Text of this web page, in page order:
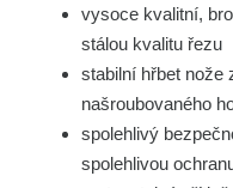
vysoce kvalitní,
stálou kvalitu řezu
stabilní hřbet nože
našroubovaného
spolehlivý
spolehlivou